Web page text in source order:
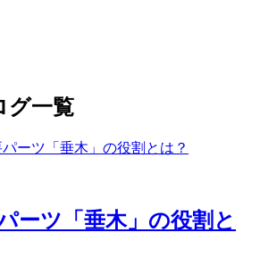
グ一覧
ーツ「垂木」の役割と